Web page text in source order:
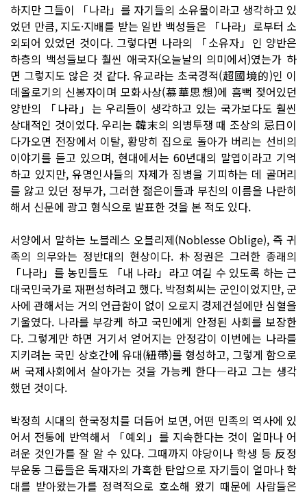
하지만 그들이 「나라」를 자기들의 소유물이라고 생각하고 있
었던 만큼, 지도·지배를 받는 일반 백성들은 「나라」로부터 소
외되어 있었던 것이다. 그렇다면 나라의 「소유자」인 양반은
하층의 백성들보다 훨씬 애국자(오늘날의 의미에서)였는가 하
면 그렇지도 않은 것 같다. 유교라는 초국경적(超國境的)인 이
데올로기의 신봉자이며 모화사상(慕華思想)에 흠뻑 젖어있던
양반의 「나라」는 우리들이 생각하고 있는 국가보다도 훨씬
상대적인 것이었다. 우리는 韓末의 의병투쟁 때 조상의 忌日이
다가오면 전장에서 이탈, 황망히 집으로 돌아가 버리는 선비의
이야기를 듣고 있으며, 현대에서는 60년대의 말엽이라고 기억
하고 있지만, 유명인사들의 자제가 징병을 기피하는 데 골머리
를 앓고 있던 정부가, 그러한 젊은이들과 부친의 이름을 나란히
해서 신문에 광고 형식으로 발표한 것을 본 적도 있다.
서양에서 말하는 노블레스 오블리제(Noblesse Oblige), 즉 귀
족의 의무와는 정반대의 현상이다. 朴정권은 그러한 종래의
「나라」를 농민들도 「내 나라」라고 여길 수 있도록 하는 근
대국민국가로 재편성하려고 했다. 박정희씨는 군인이었지만, 군
사에 관해서는 거의 언급함이 없이 오로지 경제건설에만 심혈을
기울였다. 나라를 부강케 하고 국민에게 안정된 사회를 보장한
다. 그렇게만 하면 거기서 얻어지는 안정감이 이번에는 나라를
지키려는 국민 상호간에 유대(紐帶)를 형성하고, 그렇게 함으로
써 국제사회에서 살아가는 것을 가능케 한다―라고 그는 생각
했던 것이다.
박정희 시대의 한국정치를 더듬어 보면, 어떤 민족의 역사에 있
어서 전통에 반역해서 「예외」를 지속한다는 것이 얼마나 어
려운 것인가를 잘 알 수 있다. 그때까지 야당이나 학생 등 反정
부운동 그룹들은 독재자의 가혹한 탄압으로 자기들이 얼마나 학
대를 받아왔는가를 정력적으로 호소해 왔기 때문에 사람들은